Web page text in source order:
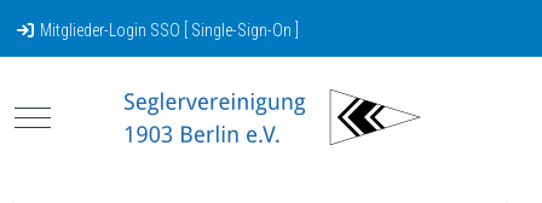
Mitglieder-Login SSO [ Single-Sign-On ]
Mobile Menu Toggle